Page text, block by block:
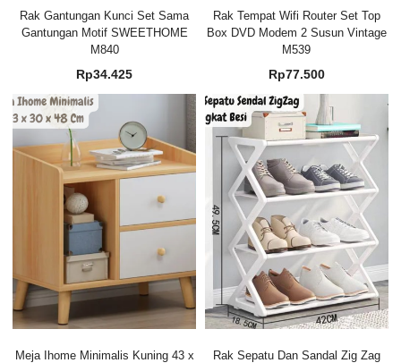
Rak Gantungan Kunci Set Sama
Gantungan Motif SWEETHOME
M840
Rp34.425
Rak Tempat Wifi Router Set Top
Box DVD Modem 2 Susun Vintage
M539
Rp77.500
Meja Ihome Minimalis Kuning 43 x
Rak Sepatu Dan Sandal Zig Zag